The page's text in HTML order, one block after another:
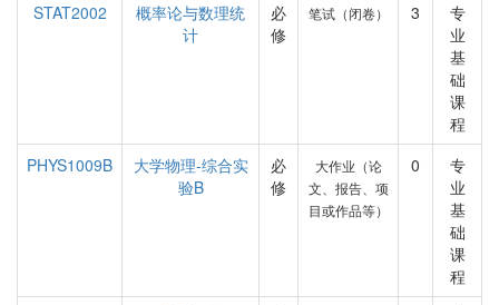
STAT2002
概率论与数理统
计
必
修
笔试（闭卷） 3
专
业
基
础
课
程
PHYS1009B
大学物理-综合实
验B
必
修
大作业（论
文、报告、项
目或作品等）
0
专
业
基
础
课
程